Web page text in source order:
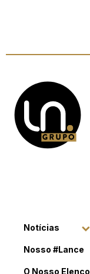
Notícias
Nosso #Lance
O Nosso Elenco